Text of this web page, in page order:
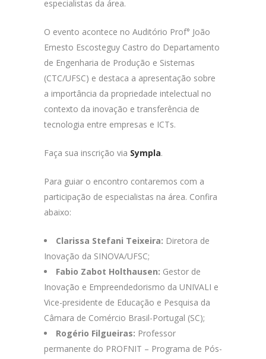
especialistas da área.
O evento acontece no Auditório Prof° João
Ernesto Escosteguy Castro do Departamento
de Engenharia de Produção e Sistemas
(CTC/UFSC) e destaca a apresentação sobre
a importância da propriedade intelectual no
contexto da inovação e transferência de
tecnologia entre empresas e ICTs.
Faça sua inscrição via Sympla.
Para guiar o encontro contaremos com a
participação de especialistas na área. Confira
abaixo:
Clarissa Stefani Teixeira: Diretora de
Inovação da SINOVA/UFSC;
Fabio Zabot Holthausen: Gestor de
Inovação e Empreendedorismo da UNIVALI e
Vice-presidente de Educação e Pesquisa da
Câmara de Comércio Brasil-Portugal (SC);
Rogério Filgueiras: Professor
permanente do PROFNIT – Programa de Pós-